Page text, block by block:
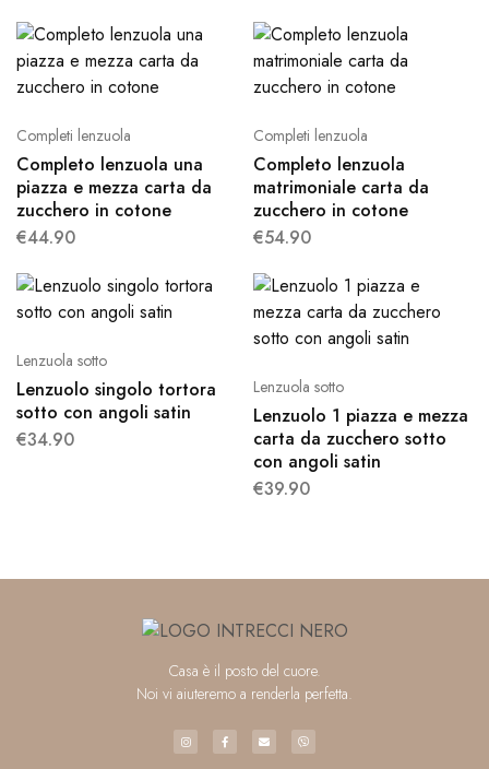
Completi lenzuola
Completo lenzuola una
piazza e mezza carta da
zucchero in cotone
€44.90
Completi lenzuola
Completo lenzuola
matrimoniale carta da
zucchero in cotone
€54.90
Lenzuola sotto
Lenzuolo singolo tortora
sotto con angoli satin
€34.90
Lenzuola sotto
Lenzuolo 1 piazza e mezza
carta da zucchero sotto
con angoli satin
€39.90
Casa è il posto del cuore.
Noi vi aiuteremo a renderla perfetta.